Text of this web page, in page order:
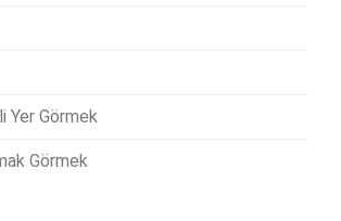
Yer Görmek
Görmek